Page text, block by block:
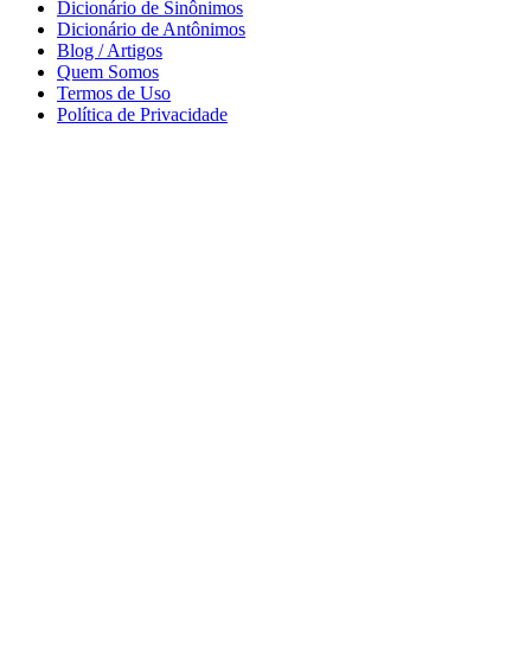
Dicionário de Sinônimos
Dicionário de Antônimos
Blog / Artigos
Quem Somos
Termos de Uso
Política de Privacidade